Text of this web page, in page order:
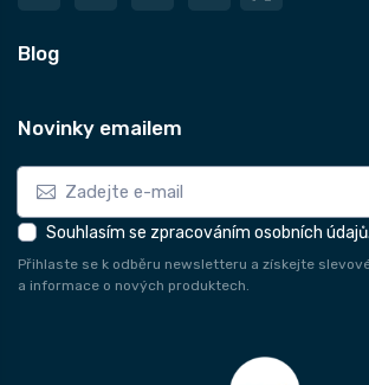
Blog
Novinky emailem
Souhlasím se zpracováním osobních údajů.
Přihlaste se k odběru newsletteru a získejte
a informace o nových produktech.